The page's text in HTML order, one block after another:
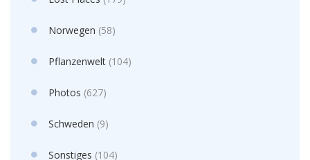
Norwegen (58)
Pflanzenwelt (104)
Photos (627)
Schweden (9)
Sonstiges (104)